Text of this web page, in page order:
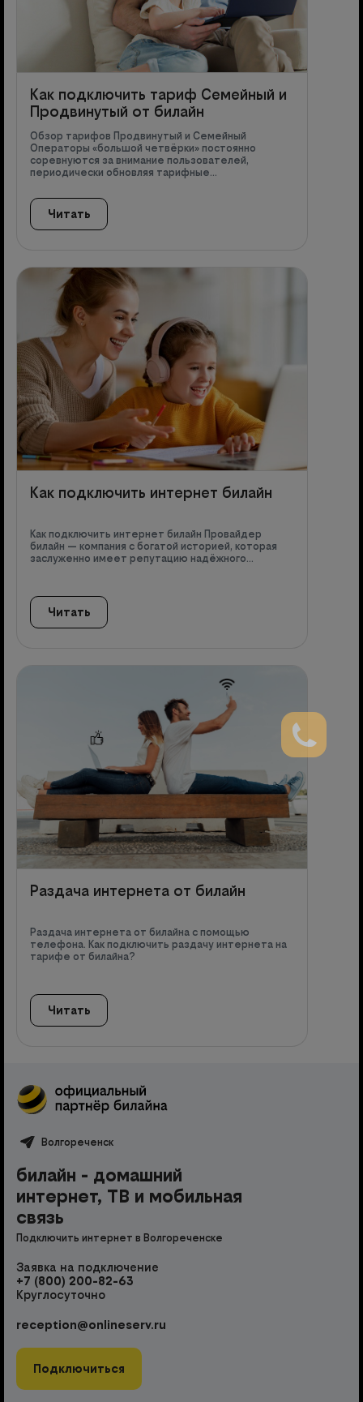
Как подключить тариф Семейный и
Продвинутый от билайн
Обзор тарифов Продвинутый и Семейный
Операторы «большой четвёрки» постоянно
соревнуются за внимание пользователей,
периодически обновляя тарифные…
Читать
Как подключить интернет билайн
Как подключить интернет билайн Провайдер
билайн — компания с богатой историей, которая
заслуженно имеет репутацию надёжного…
Читать
Раздача интернета от билайн
Раздача интернета от билайна с помощью
телефона. Как подключить раздачу интернета на
тарифе от билайна?
Читать
Волгореченск
билайн - домашний
интернет, ТВ и мобильная
связь
Подключить интернет в Волгореченске
Заявка на подключение
+7 (800) 200-82-63
Круглосуточно
reception@onlineserv.ru
Подключиться